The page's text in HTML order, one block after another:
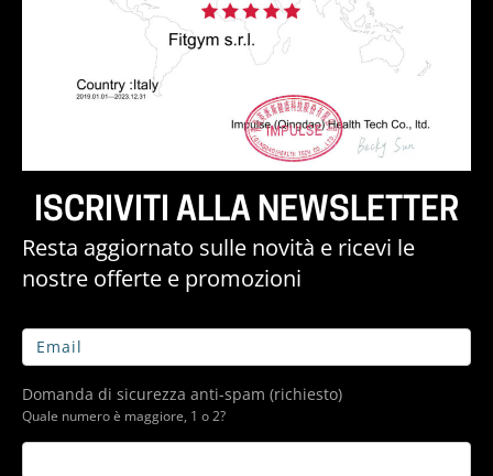
ISCRIVITI ALLA NEWSLETTER
Resta aggiornato sulle novità e ricevi le
nostre offerte e promozioni
Domanda di sicurezza anti-spam (richiesto)
Quale numero è maggiore, 1 o 2?